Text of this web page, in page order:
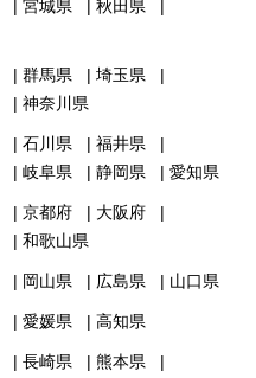
宮城県
秋田県
群馬県
埼玉県
神奈川県
石川県
福井県
岐阜県 静岡県 愛知県
京都府
大阪府
和歌山県
岡山県 広島県 山口県
愛媛県 高知県
長崎県
熊本県